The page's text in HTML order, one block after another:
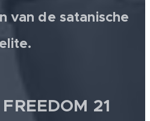
van de satanische
elite.
FREEDOM 21